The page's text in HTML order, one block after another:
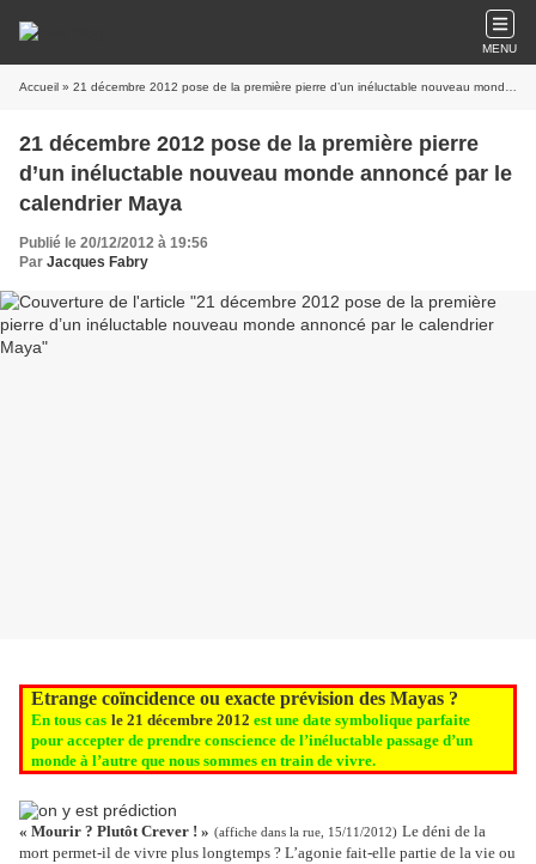
MENU
Accueil » 21 décembre 2012 pose de la première pierre d’un inéluctable nouveau monde annoncé par le calendrier Maya
21 décembre 2012 pose de la première pierre
d’un inéluctable nouveau monde annoncé par le
calendrier Maya
Publié le 20/12/2012 à 19:56
Par Jacques Fabry
Etrange coïncidence ou exacte prévision des Mayas ?
En tous cas le 21 décembre 2012est une date symbolique parfaite
pour accepter de prendre conscience de l’inéluctable passage d’un
monde à l’autre que nous sommes en train de vivre.
« Mourir ? Plutôt Crever ! » (affiche dans la rue, 15/11/2012) Le déni de la
mort permet-il de vivre plus longtemps ? L’agonie fait-elle partie de la vie ou